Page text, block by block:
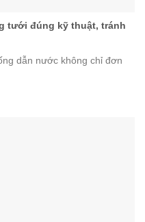
tưới đúng kỹ thuật, tránh
dẫn nước không chỉ đơn